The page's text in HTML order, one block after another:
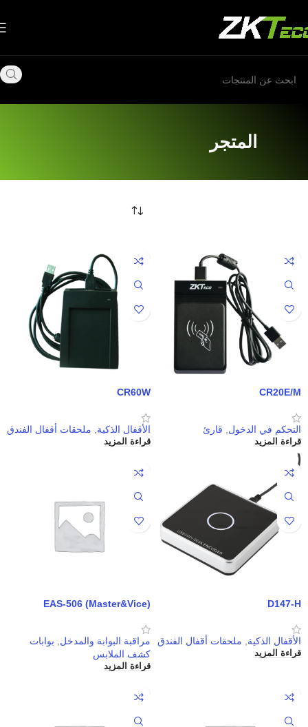
المتجر
CR20E/M
التحكم في الدخول قارئ
قراءة المزيد
CR60W
الأقفال الذكية ملحقات أقفال الفندق
قراءة المزيد
D147-H
الأقفال الذكية ملحقات أقفال الفندق
قراءة المزيد
EAS-506 (Master&Vice)
مراقبة البوابة والمدخل
بوابات
كشف الملابس
قراءة المزيد